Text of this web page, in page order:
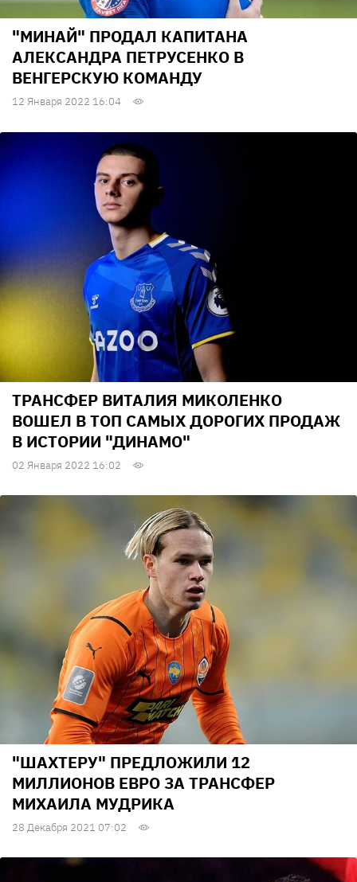
"МИНАЙ" ПРОДАЛ КАПИТАНА
АЛЕКСАНДРА ПЕТРУСЕНКО В
ВЕНГЕРСКУЮ КОМАНДУ
12 Января 2022 16:04
ТРАНСФЕР ВИТАЛИЯ МИКОЛЕНКО
ВОШЕЛ В ТОП САМЫХ ДОРОГИХ ПРОДАЖ
В ИСТОРИИ "ДИНАМО"
02 Января 2022 16:02
"ШАХТЕРУ" ПРЕДЛОЖИЛИ 12
МИЛЛИОНОВ ЕВРО ЗА ТРАНСФЕР
МИХАИЛА МУДРИКА
28 Декабря 2021 07:02